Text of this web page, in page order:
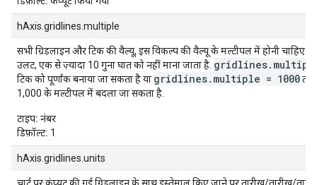
hAxis.gridlines.multiple
सभी ग्रिडलाइन और टिक की वैल्यू, इस विकल्प की वैल्यू के मल्टीपल में होनी चाहिए.
उलट, एक से ज़्यादा 10 गुना घात को नहीं माना जाता है.
टिक को पूर्णांक बनाया जा सकता है या gridlines.multiple = 1000तय
1,000 के मल्टीपल में बदला जा सकता है.
टाइप: नंबर
डिफ़ॉल्ट: 1
hAxis.gridlines.units